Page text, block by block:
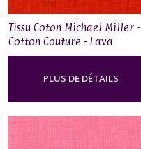
Tissu Coton Michael Miller -
Cotton Couture - Lava
PLUS DE DÉTAILS